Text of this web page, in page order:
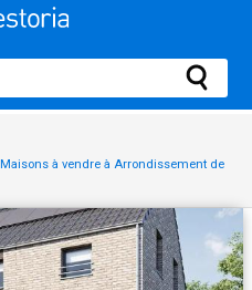
Maisons à vendre à Arrondissement de